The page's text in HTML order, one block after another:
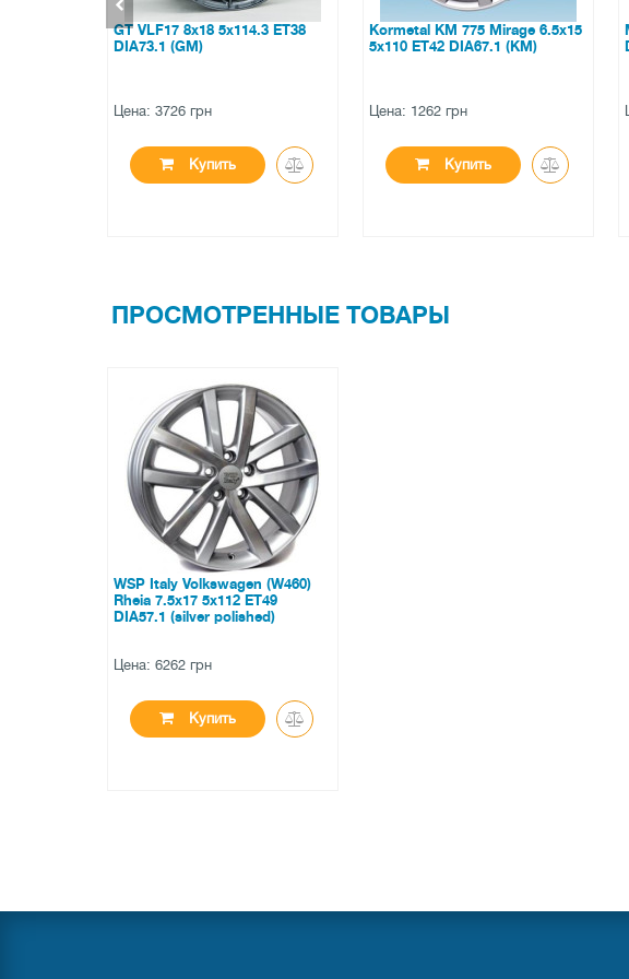
Kormetal KM 775 Mirage 6.5x15
5x110 ET42 DIA67.1 (KM)
Цена: 1262 грн
Купить
Mak Stone 6 8x18 6x139.7 ET15
DIA106.1 (gloss black)
Цена: 13857 грн
Купить
ПРОСМОТРЕННЫЕ ТОВАРЫ
WSP Italy Volkswagen (W460)
Rheia 7.5x17 5x112 ET49
DIA57.1 (silver polished)
Цена: 6262 грн
Купить